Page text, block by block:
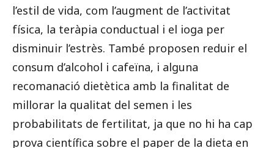
l’estil de vida, com l’augment de l’activitat
física, la teràpia conductual i el ioga per
disminuir l’estrès. També proposen reduir el
consum d’alcohol i cafeïna, i alguna
recomanació dietètica amb la finalitat de
millorar la qualitat del semen i les
probabilitats de fertilitat, ja que no hi ha cap
prova científica sobre el paper de la dieta en